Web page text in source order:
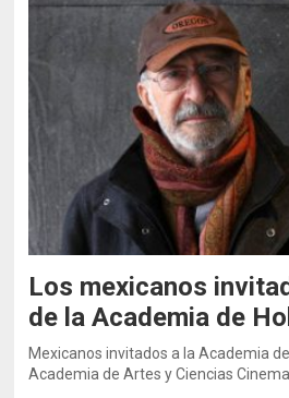
Los mexicanos
de la Academia de
Mexicanos invitados a la Academia
Academia de Artes y Ciencias
POSTS